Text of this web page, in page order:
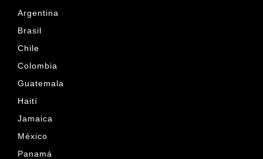
Argentina
Brasil
Chile
Colombia
Guatemala
Haití
Jamaica
México
Panamá